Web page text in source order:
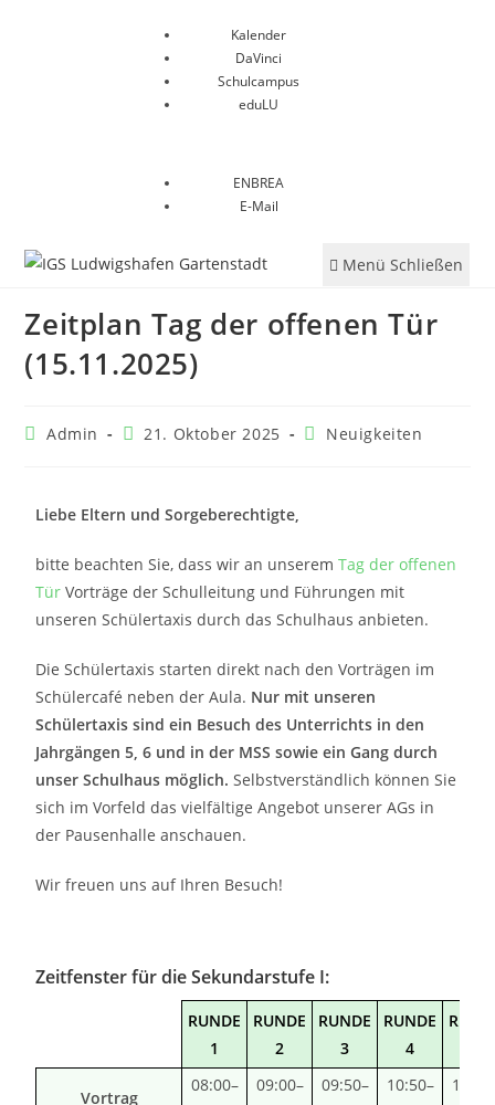
Kalender
DaVinci
Schulcampus
eduLU
ENBREA
E-Mail
Menü Schließen
Zeitplan Tag der offenen Tür
(15.11.2025)
Admin 21. Oktober 2025 Neuigkeiten
Liebe Eltern und Sorgeberechtigte,
bitte beachten Sie, dass wir an unseremTag der offenen
Tür Vorträge der Schulleitung und Führungen mit
unseren Schülertaxis durch das Schulhaus anbieten.
Die Schülertaxis starten direkt nach den Vorträgen im
Schülercafé neben der Aula. Nur mit unseren
Schülertaxis sind ein Besuch des Unterrichts in den
Jahrgängen 5, 6 und in der MSS sowie ein Gang durch
unser Schulhaus möglich. Selbstverständlich können Sie
sich im Vorfeld das vielfältige Angebot unserer AGs in
der Pausenhalle anschauen.
Wir freuen uns auf Ihren Besuch!
Zeitfenster für die Sekundarstufe I:
RUNDE
1
RUNDE
2
RUNDE
3
RUNDE
4
Vortrag
08:00–
09:00–
09:50–
10:50–